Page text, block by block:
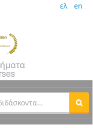
ελ en